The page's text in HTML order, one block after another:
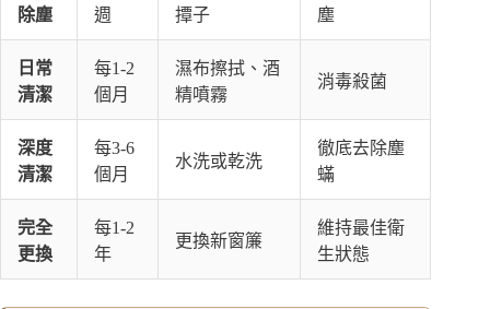
除塵
週
撢子
塵
日常
清潔
每1-2
個月
濕布擦拭、酒
精噴霧
消毒殺菌
深度
清潔
每3-6
個月
水洗或乾洗
徹底去除塵
蟎
完全
更換
每1-2
年
更換新窗簾
維持最佳衛
生狀態